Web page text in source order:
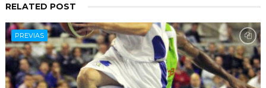
RELATED POST
PREVIAS